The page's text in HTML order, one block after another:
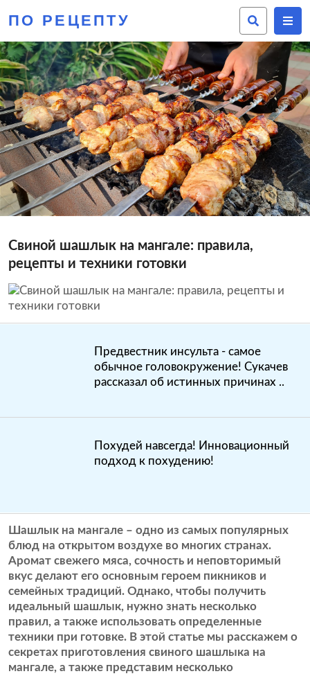
ПО РЕЦЕПТУ
Свиной шашлык на мангале: правила,
рецепты и техники готовки
Предвестник инсульта - самое
обычное головокружение! Сукачев
рассказал об истинных причинах ..
Похудей навсегда! Инновационный
подход к похудению!
Шашлык на мангале – одно из самых популярных
блюд на открытом воздухе во многих странах.
Аромат свежего мяса, сочность и неповторимый
вкус делают его основным героем пикников и
семейных традиций. Однако, чтобы получить
идеальный шашлык, нужно знать несколько
правил, а также использовать определенные
техники при готовке. В этой статье мы расскажем о
секретах приготовления свиного шашлыка на
мангале, а также представим несколько